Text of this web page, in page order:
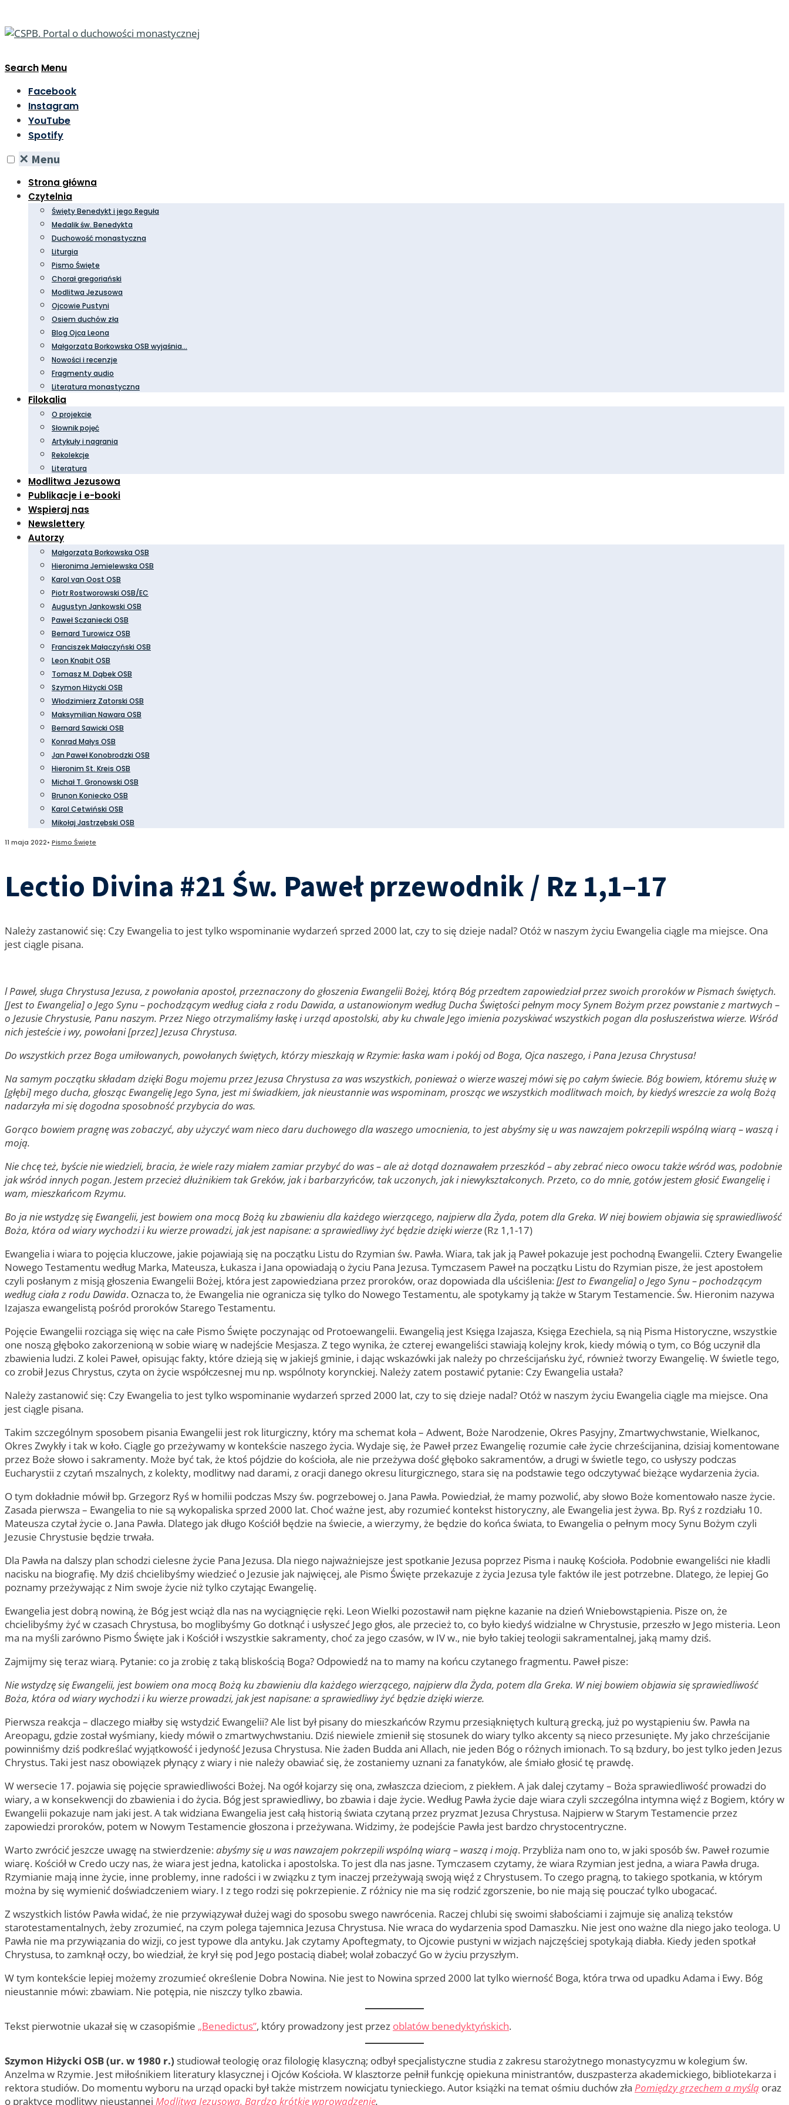
Search Menu
Facebook
Instagram
YouTube
Spotify
✕ Menu
Strona główna
Czytelnia
Święty Benedykt i jego Reguła
Medalik św. Benedykta
Duchowość monastyczna
Liturgia
Pismo Święte
Chorał gregoriański
Modlitwa Jezusowa
Ojcowie Pustyni
Osiem duchów zła
Blog Ojca Leona
Małgorzata Borkowska OSB wyjaśnia…
Nowości i recenzje
Fragmenty audio
Literatura monastyczna
Filokalia
O projekcie
Słownik pojęć
Artykuły i nagrania
Rekolekcje
Literatura
Modlitwa Jezusowa
Publikacje i e-booki
Wspieraj nas
Newslettery
Autorzy
Małgorzata Borkowska OSB
Hieronima Jemielewska OSB
Karol van Oost OSB
Piotr Rostworowski OSB/EC
Augustyn Jankowski OSB
Paweł Sczaniecki OSB
Bernard Turowicz OSB
Franciszek Małaczyński OSB
Leon Knabit OSB
Tomasz M. Dąbek OSB
Szymon Hiżycki OSB
Włodzimierz Zatorski OSB
Maksymilian Nawara OSB
Bernard Sawicki OSB
Konrad Małys OSB
Jan Paweł Konobrodzki OSB
Hieronim St. Kreis OSB
Michał T. Gronowski OSB
Brunon Koniecko OSB
Karol Cetwiński OSB
Mikołaj Jastrzębski OSB
11 maja 2022• Pismo Święte
Lectio Divina #21 Św. Paweł przewodnik / Rz 1,1–17
Należy zastanowić się: Czy Ewangelia to jest tylko wspominanie wydarzeń sprzed 2000 lat, czy to się dzieje nadal? Otóż w naszym życiu Ewangelia ciągle ma miejsce. Ona
jest ciągle pisana.
l Paweł, sługa Chrystusa Jezusa, z powołania apostoł, przeznaczony do głoszenia Ewangelii Bożej, którą Bóg przedtem zapowiedział przez swoich proroków w Pismach świętych.
[Jest to Ewangelia] o Jego Synu – pochodzącym według ciała z rodu Dawida, a ustanowionym według Ducha Świętości pełnym mocy Synem Bożym przez powstanie z martwych –
o Jezusie Chrystusie, Panu naszym. Przez Niego otrzymaliśmy łaskę i urząd apostolski, aby ku chwale Jego imienia pozyskiwać wszystkich pogan dla posłuszeństwa wierze. Wśród
nich jesteście i wy, powołani [przez] Jezusa Chrystusa.
Do wszystkich przez Boga umiłowanych, powołanych świętych, którzy mieszkają w Rzymie: łaska wam i pokój od Boga, Ojca naszego, i Pana Jezusa Chrystusa!
Na samym początku składam dzięki Bogu mojemu przez Jezusa Chrystusa za was wszystkich, ponieważ o wierze waszej mówi się po całym świecie. Bóg bowiem, któremu służę w
[głębi] mego ducha, głosząc Ewangelię Jego Syna, jest mi świadkiem, jak nieustannie was wspominam, prosząc we wszystkich modlitwach moich, by kiedyś wreszcie za wolą Bożą
nadarzyła mi się dogodna sposobność przybycia do was.
Gorąco bowiem pragnę was zobaczyć, aby użyczyć wam nieco daru duchowego dla waszego umocnienia, to jest abyśmy się u was nawzajem pokrzepili wspólną wiarą – waszą i
moją.
Nie chcę też, byście nie wiedzieli, bracia, że wiele razy miałem zamiar przybyć do was – ale aż dotąd doznawałem przeszkód – aby zebrać nieco owocu także wśród was, podobnie
jak wśród innych pogan. Jestem przecież dłużnikiem tak Greków, jak i barbarzyńców, tak uczonych, jak i niewykształconych. Przeto, co do mnie, gotów jestem głosić Ewangelię i
wam, mieszkańcom Rzymu.
Bo ja nie wstydzę się Ewangelii, jest bowiem ona mocą Bożą ku zbawieniu dla każdego wierzącego, najpierw dla Żyda, potem dla Greka. W niej bowiem objawia się sprawiedliwość
Boża, która od wiary wychodzi i ku wierze prowadzi, jak jest napisane: a sprawiedliwy żyć będzie dzięki wierze(Rz 1,1-17)
Ewangelia i wiara to pojęcia kluczowe, jakie pojawiają się na początku Listu do Rzymian św. Pawła. Wiara, tak jak ją Paweł pokazuje jest pochodną Ewangelii. Cztery Ewangelie
Nowego Testamentu według Marka, Mateusza, Łukasza i Jana opowiadają o życiu Pana Jezusa. Tymczasem Paweł na początku Listu do Rzymian pisze, że jest apostołem
czyli posłanym z misją głoszenia Ewangelii Bożej, która jest zapowiedziana przez proroków, oraz dopowiada dla uściślenia:[Jest to Ewangelia] o Jego Synu – pochodzącym
według ciała z rodu Dawida. Oznacza to, że Ewangelia nie ogranicza się tylko do Nowego Testamentu, ale spotykamy ją także w Starym Testamencie. Św. Hieronim nazywa
Izajasza ewangelistą pośród proroków Starego Testamentu.
Pojęcie Ewangelii rozciąga się więc na całe Pismo Święte poczynając od Protoewangelii. Ewangelią jest Księga Izajasza, Księga Ezechiela, są nią Pisma Historyczne, wszystkie
one noszą głęboko zakorzenioną w sobie wiarę w nadejście Mesjasza. Z tego wynika, że czterej ewangeliści stawiają kolejny krok, kiedy mówią o tym, co Bóg uczynił dla
zbawienia ludzi. Z kolei Paweł, opisując fakty, które dzieją się w jakiejś gminie, i dając wskazówki jak należy po chrześcijańsku żyć, również tworzy Ewangelię. W świetle tego,
co zrobił Jezus Chrystus, czyta on życie współczesnej mu np. wspólnoty korynckiej. Należy zatem postawić pytanie: Czy Ewangelia ustała?
Należy zastanowić się: Czy Ewangelia to jest tylko wspominanie wydarzeń sprzed 2000 lat, czy to się dzieje nadal? Otóż w naszym życiu Ewangelia ciągle ma miejsce. Ona
jest ciągle pisana.
Takim szczególnym sposobem pisania Ewangelii jest rok liturgiczny, który ma schemat koła – Adwent, Boże Narodzenie, Okres Pasyjny, Zmartwychwstanie, Wielkanoc,
Okres Zwykły i tak w koło. Ciągle go przeżywamy w kontekście naszego życia. Wydaje się, że Paweł przez Ewangelię rozumie całe życie chrześcijanina, dzisiaj komentowane
przez Boże słowo i sakramenty. Może być tak, że ktoś pójdzie do kościoła, ale nie przeżywa dość głęboko sakramentów, a drugi w świetle tego, co usłyszy podczas
Eucharystii z czytań mszalnych, z kolekty, modlitwy nad darami, z oracji danego okresu liturgicznego, stara się na podstawie tego odczytywać bieżące wydarzenia życia.
O tym dokładnie mówił bp. Grzegorz Ryś w homilii podczas Mszy św. pogrzebowej o. Jana Pawła. Powiedział, że mamy pozwolić, aby słowo Boże komentowało nasze życie.
Zasada pierwsza – Ewangelia to nie są wykopaliska sprzed 2000 lat. Choć ważne jest, aby rozumieć kontekst historyczny, ale Ewangelia jest żywa. Bp. Ryś z rozdziału 10.
Mateusza czytał życie o. Jana Pawła. Dlatego jak długo Kościół będzie na świecie, a wierzymy, że będzie do końca świata, to Ewangelia o pełnym mocy Synu Bożym czyli
Jezusie Chrystusie będzie trwała.
Dla Pawła na dalszy plan schodzi cielesne życie Pana Jezusa. Dla niego najważniejsze jest spotkanie Jezusa poprzez Pisma i naukę Kościoła. Podobnie ewangeliści nie kładli
nacisku na biografię. My dziś chcielibyśmy wiedzieć o Jezusie jak najwięcej, ale Pismo Święte przekazuje z życia Jezusa tyle faktów ile jest potrzebne. Dlatego, że lepiej Go
poznamy przeżywając z Nim swoje życie niż tylko czytając Ewangelię.
Ewangelia jest dobrą nowiną, że Bóg jest wciąż dla nas na wyciągnięcie ręki. Leon Wielki pozostawił nam piękne kazanie na dzień Wniebowstąpienia. Pisze on, że
chcielibyśmy żyć w czasach Chrystusa, bo moglibyśmy Go dotknąć i usłyszeć Jego głos, ale przecież to, co było kiedyś widzialne w Chrystusie, przeszło w Jego misteria. Leon
ma na myśli zarówno Pismo Święte jak i Kościół i wszystkie sakramenty, choć za jego czasów, w IV w., nie było takiej teologii sakramentalnej, jaką mamy dziś.
Zajmijmy się teraz wiarą. Pytanie: co ja zrobię z taką bliskością Boga? Odpowiedź na to mamy na końcu czytanego fragmentu. Paweł pisze:
Nie wstydzę się Ewangelii, jest bowiem ona mocą Bożą ku zbawieniu dla każdego wierzącego, najpierw dla Żyda, potem dla Greka. W niej bowiem objawia się sprawiedliwość
Boża, która od wiary wychodzi i ku wierze prowadzi, jak jest napisane: a sprawiedliwy żyć będzie dzięki wierze.
Pierwsza reakcja – dlaczego miałby się wstydzić Ewangelii? Ale list był pisany do mieszkańców Rzymu przesiąkniętych kulturą grecką, już po wystąpieniu św. Pawła na
Areopagu, gdzie został wyśmiany, kiedy mówił o zmartwychwstaniu. Dziś niewiele zmienił się stosunek do wiary tylko akcenty są nieco przesunięte. My jako chrześcijanie
powinniśmy dziś podkreślać wyjątkowość i jedyność Jezusa Chrystusa. Nie żaden Budda ani Allach, nie jeden Bóg o różnych imionach. To są bzdury, bo jest tylko jeden Jezus
Chrystus. Taki jest nasz obowiązek płynący z wiary i nie należy obawiać się, że zostaniemy uznani za fanatyków, ale śmiało głosić tę prawdę.
W wersecie 17. pojawia się pojęcie sprawiedliwości Bożej. Na ogół kojarzy się ona, zwłaszcza dzieciom, z piekłem. A jak dalej czytamy – Boża sprawiedliwość prowadzi do
wiary, a w konsekwencji do zbawienia i do życia. Bóg jest sprawiedliwy, bo zbawia i daje życie. Według Pawła życie daje wiara czyli szczególna intymna więź z Bogiem, który w
Ewangelii pokazuje nam jaki jest. A tak widziana Ewangelia jest całą historią świata czytaną przez pryzmat Jezusa Chrystusa. Najpierw w Starym Testamencie przez
zapowiedzi proroków, potem w Nowym Testamencie głoszona i przeżywana. Widzimy, że podejście Pawła jest bardzo chrystocentryczne.
Warto zwrócić jeszcze uwagę na stwierdzenie:abyśmy się u was nawzajem pokrzepili wspólną wiarą – waszą i moją. Przybliża nam ono to, w jaki sposób św. Paweł rozumie
wiarę. Kościół w Credo uczy nas, że wiara jest jedna, katolicka i apostolska. To jest dla nas jasne. Tymczasem czytamy, że wiara Rzymian jest jedna, a wiara Pawła druga.
Rzymianie mają inne życie, inne problemy, inne radości i w związku z tym inaczej przeżywają swoją więź z Chrystusem. To czego pragną, to takiego spotkania, w którym
można by się wymienić doświadczeniem wiary. I z tego rodzi się pokrzepienie. Z różnicy nie ma się rodzić zgorszenie, bo nie mają się pouczać tylko ubogacać.
Z wszystkich listów Pawła widać, że nie przywiązywał dużej wagi do sposobu swego nawrócenia. Raczej chlubi się swoimi słabościami i zajmuje się analizą tekstów
starotestamentalnych, żeby zrozumieć, na czym polega tajemnica Jezusa Chrystusa. Nie wraca do wydarzenia spod Damaszku. Nie jest ono ważne dla niego jako teologa. U
Pawła nie ma przywiązania do wizji, co jest typowe dla antyku. Jak czytamy Apoftegmaty, to Ojcowie pustyni w wizjach najczęściej spotykają diabła. Kiedy jeden spotkał
Chrystusa, to zamknął oczy, bo wiedział, że krył się pod Jego postacią diabeł; wolał zobaczyć Go w życiu przyszłym.
W tym kontekście lepiej możemy zrozumieć określenie Dobra Nowina. Nie jest to Nowina sprzed 2000 lat tylko wierność Boga, która trwa od upadku Adama i Ewy. Bóg
nieustannie mówi: zbawiam. Nie potępia, nie niszczy tylko zbawia.
Tekst pierwotnie ukazał się w czasopiśmie „Benedictus”, który prowadzony jest przez oblatów benedyktyńskich.
Szymon Hiżycki OSB (ur. w 1980 r.) studiował teologię oraz filologię klasyczną; odbył specjalistyczne studia z zakresu starożytnego monastycyzmu w kolegium św.
Anzelma w Rzymie. Jest miłośnikiem literatury klasycznej i Ojców Kościoła. W klasztorze pełnił funkcję opiekuna ministrantów, duszpasterza akademickiego, bibliotekarza i
rektora studiów. Do momentu wyboru na urząd opacki był także mistrzem nowicjatu tynieckiego. Autor książki na temat ośmiu duchów zła Pomiędzy grzechem a myślą oraz
o praktyce modlitwy nieustannej Modlitwa Jezusowa. Bardzo krótkie wprowadzenie.